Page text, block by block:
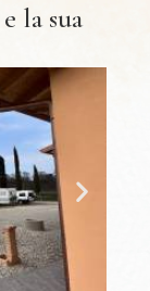
la sua